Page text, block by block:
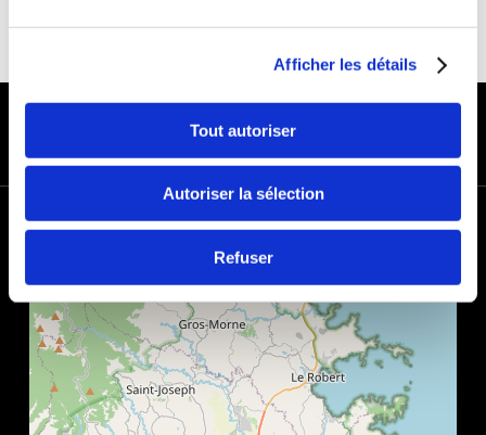
Afficher les détails
Tout autoriser
Autoriser la sélection
Refuser
MODES DE PAIEMENT
+